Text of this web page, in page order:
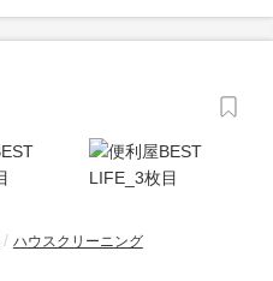
ハウスクリーニング